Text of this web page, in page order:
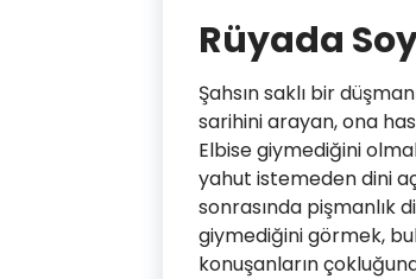
Rüyada
Şahsın saklı bir
sarihini arayan, ona
Elbise giymediğini
yahut istemeden dini
sonrasında
giymediğini görmek,
konuşanların